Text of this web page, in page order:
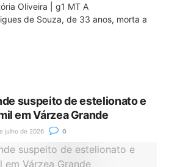
Oliveira | g1 MT A
de Souza, de 33 anos, morta a
suspeito de estelionato e
em Várzea Grande
julho de 2026 0